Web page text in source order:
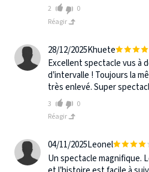
2
0
Réagir
28/12/2025Khuete
Excellent spectacle vus à
d’intervalle ! Toujours la
très enlevé. Super
3
0
Réagir
04/11/2025Leonel
Un spectacle magnifique.